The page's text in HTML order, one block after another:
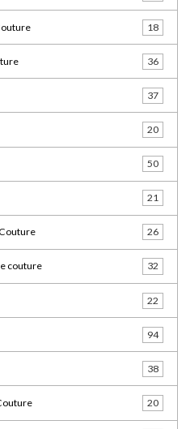
18
36
37
20
50
21
26
couture 32
22
94
38
20